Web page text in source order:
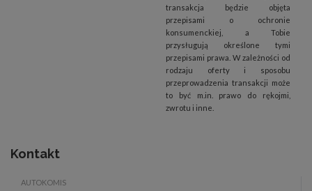
transakcja będzie objęta
przepisami o ochronie
konsumenckiej, a Tobie
przysługują określone tymi
przepisami prawa. W zależności od
rodzaju oferty i sposobu
przeprowadzenia transakcji może
to być m.in. prawo do rękojmi,
zwrotu i inne.
Kontakt
AUTOKOMIS